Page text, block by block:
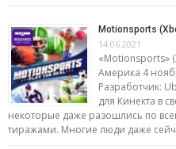
Motionsports
14.06.2021
«Motionsports»
Америка 4
Разработчик:
для Кинекта в
некоторые даже разошлись по
тиражами. Многие люди даже